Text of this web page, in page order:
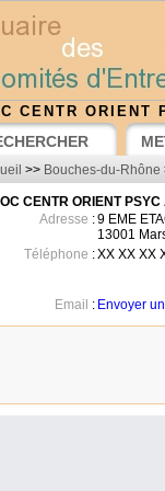
CENTR ORIENT
>> Bouches-du-Rhône
CENTR ORIENT PSYC
Adresse :9 EME
13001
Téléphone :XX XX XX
Email : Envoyer